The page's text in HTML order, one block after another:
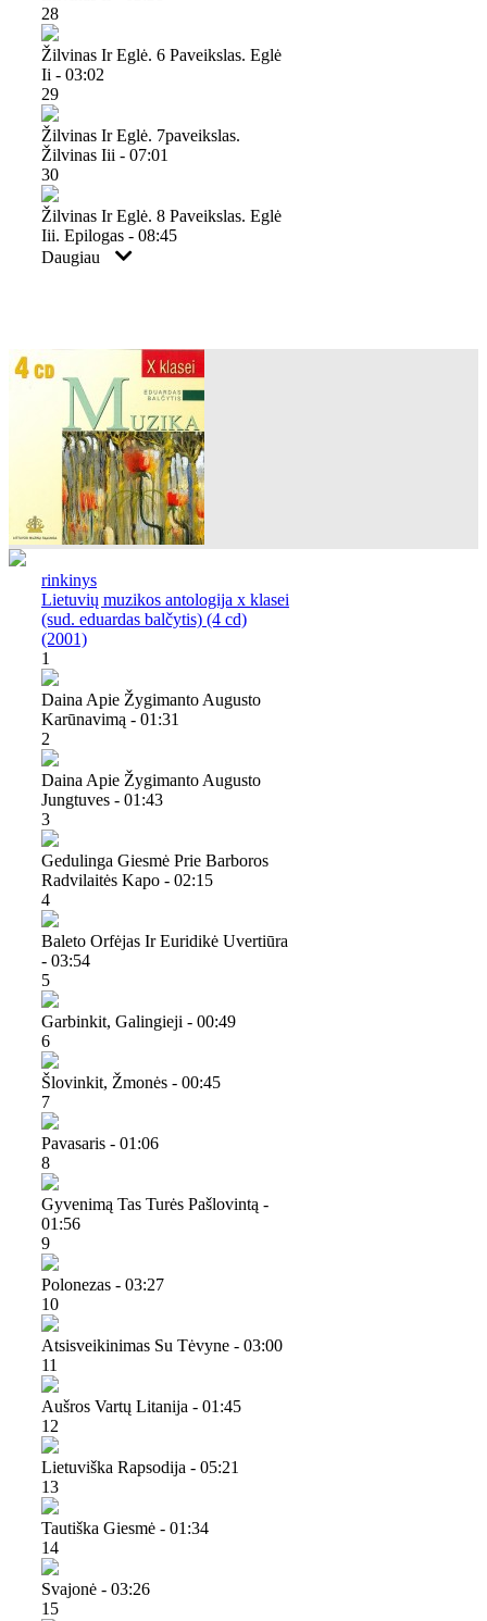
28
Žilvinas Ir Eglė. 6 Paveikslas. Eglė
Ii - 03:02
29
Žilvinas Ir Eglė. 7paveikslas.
Žilvinas Iii - 07:01
30
Žilvinas Ir Eglė. 8 Paveikslas. Eglė
Iii. Epilogas - 08:45
Daugiau
rinkinys
Lietuvių muzikos antologija x klasei
(sud. eduardas balčytis) (4 cd)
(2001)
1
Daina Apie Žygimanto Augusto
Karūnavimą - 01:31
2
Daina Apie Žygimanto Augusto
Jungtuves - 01:43
3
Gedulinga Giesmė Prie Barboros
Radvilaitės Kapo - 02:15
4
Baleto Orfėjas Ir Euridikė Uvertiūra
- 03:54
5
Garbinkit, Galingieji - 00:49
6
Šlovinkit, Žmonės - 00:45
7
Pavasaris - 01:06
8
Gyvenimą Tas Turės Pašlovintą -
01:56
9
Polonezas - 03:27
10
Atsisveikinimas Su Tėvyne - 03:00
11
Aušros Vartų Litanija - 01:45
12
Lietuviška Rapsodija - 05:21
13
Tautiška Giesmė - 01:34
14
Svajonė - 03:26
15